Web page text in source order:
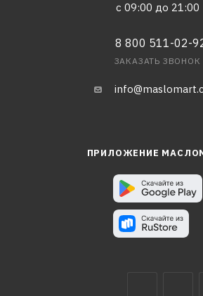
с 09:00 до 21:00
8 800 511-02-
ЗАКАЗАТЬ ЗВОНОК
ПРИЛОЖЕНИЕ